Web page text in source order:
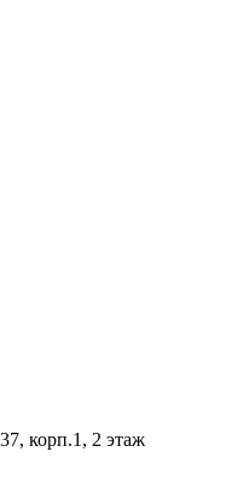
корп.1, 2 этаж